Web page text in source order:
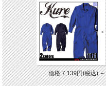
価格:7,139円(税込)～